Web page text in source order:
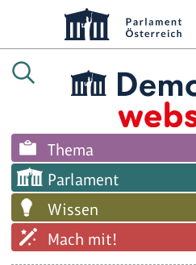
Thema
Parlament
Wissen
Mach mit!